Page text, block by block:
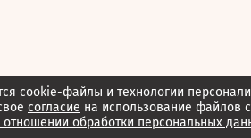
cookie-файлы и технологии
согласие на использование файлов
отношении обработки персональных